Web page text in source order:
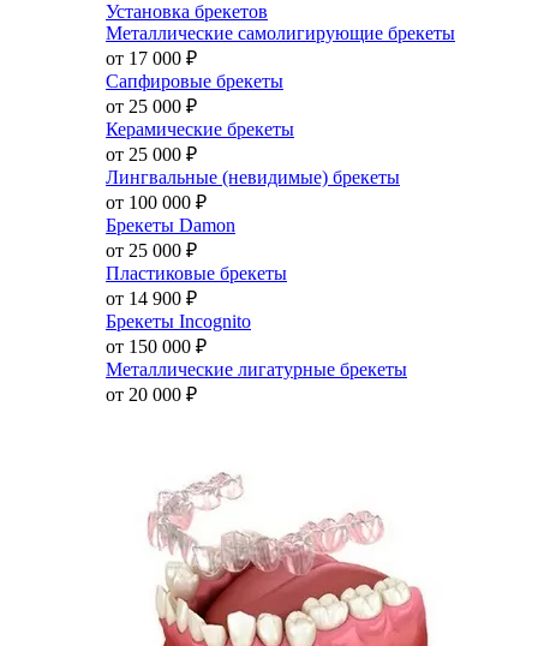
Установка брекетов
Металлические самолигирующие брекеты
от 17 000 ₽
Сапфировые брекеты
от 25 000 ₽
Керамические брекеты
от 25 000 ₽
Лингвальные (невидимые) брекеты
от 100 000 ₽
Брекеты Damon
от 25 000 ₽
Пластиковые брекеты
от 14 900 ₽
Брекеты Incognito
от 150 000 ₽
Металлические лигатурные брекеты
от 20 000 ₽